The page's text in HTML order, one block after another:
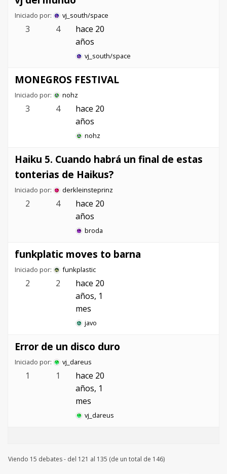
Iniciado por: vj_south/space
3 4
hace 20
años
vj_south/space
MONEGROS FESTIVAL
Iniciado por: nohz
3 4
hace 20
años
nohz
Haiku 5. Cuando habrá un final de estas
tonterias de Haikus?
Iniciado por: derkleinsteprinz
2 4
hace 20
años
broda
funkplatic moves to barna
Iniciado por: funkplastic
2 2
hace 20
años, 1
mes
javo
Error de un disco duro
Iniciado por: vj_dareus
1 1
hace 20
años, 1
mes
vj_dareus
Viendo 15 debates - del 121 al 135 (de un total de 146)